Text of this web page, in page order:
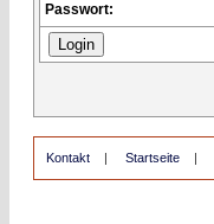
Passwort:
Kontakt | Startseite |